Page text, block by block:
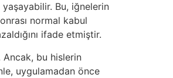
Bu, iğnelerin
normal kabul
ifade etmiştir.
Ancak, bu hislerin
uygulamadan önce